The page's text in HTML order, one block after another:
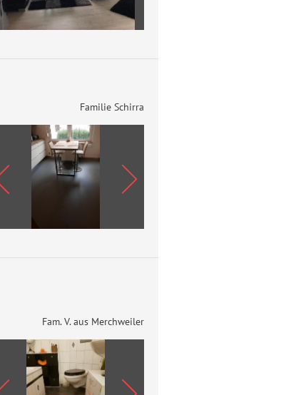
Familie Schirra
Fam. V. aus Merchweiler